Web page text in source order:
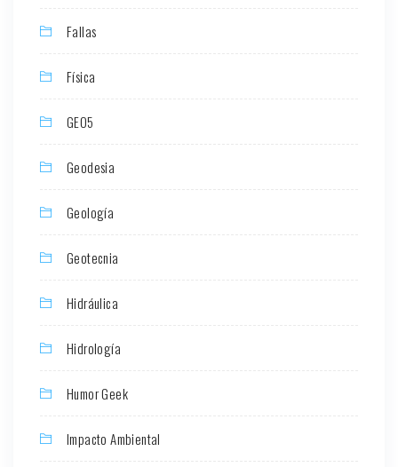
Fallas
Física
GEO5
Geodesia
Geología
Geotecnia
Hidráulica
Hidrología
Humor Geek
Impacto Ambiental